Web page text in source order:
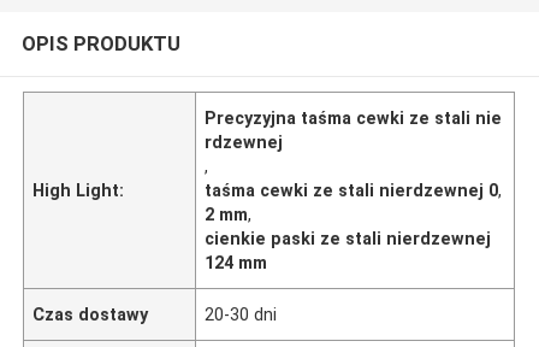
OPIS PRODUKTU
High Light:
Precyzyjna taśma cewki ze stali nie
rdzewnej
,
taśma cewki ze stali nierdzewnej 0,
2 mm,
cienkie paski ze stali nierdzewnej
124 mm
Czas dostawy 20-30 dni